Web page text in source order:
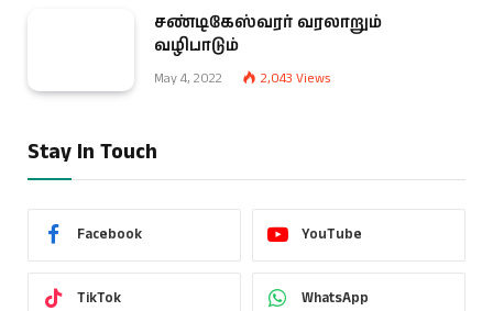
சண்டிகேஸ்வரர் வரலாறும்
வழிபாடும்
May 4, 2022 2,043 Views
Stay In Touch
Facebook YouTube
TikTok WhatsApp